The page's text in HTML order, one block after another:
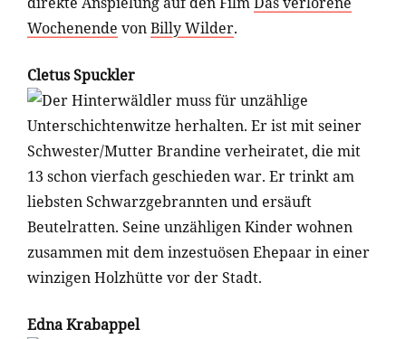
Wochenende vonBilly Wilder.
Cletus Spuckler
Der Hinterwäldler muss für unzählige
Unterschichtenwitze herhalten. Er ist mit seiner
Schwester/Mutter Brandine verheiratet, die mit
13 schon vierfach geschieden war. Er trinkt am
liebsten Schwarzgebrannten und ersäuft
Beutelratten. Seine unzähligen Kinder wohnen
zusammen mit dem inzestuösen Ehepaar in einer
winzigen Holzhütte vor der Stadt.
Edna Krabappel